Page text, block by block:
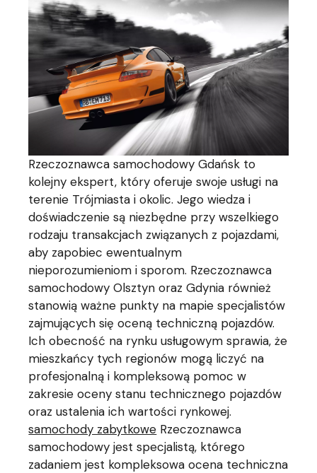
Rzeczoznawca samochodowy Gdańsk to
kolejny ekspert, który oferuje swoje usługi na
terenie Trójmiasta i okolic. Jego wiedza i
doświadczenie są niezbędne przy wszelkiego
rodzaju transakcjach związanych z pojazdami,
aby zapobiec ewentualnym
nieporozumieniom i sporom. Rzeczoznawca
samochodowy Olsztyn oraz Gdynia również
stanowią ważne punkty na mapie specjalistów
zajmujących się oceną techniczną pojazdów.
Ich obecność na rynku usługowym sprawia, że
mieszkańcy tych regionów mogą liczyć na
profesjonalną i kompleksową pomoc w
zakresie oceny stanu technicznego pojazdów
oraz ustalenia ich wartości rynkowej.
samochody zabytkowe Rzeczoznawca
samochodowy jest specjalistą, którego
zadaniem jest kompleksowa ocena techniczna